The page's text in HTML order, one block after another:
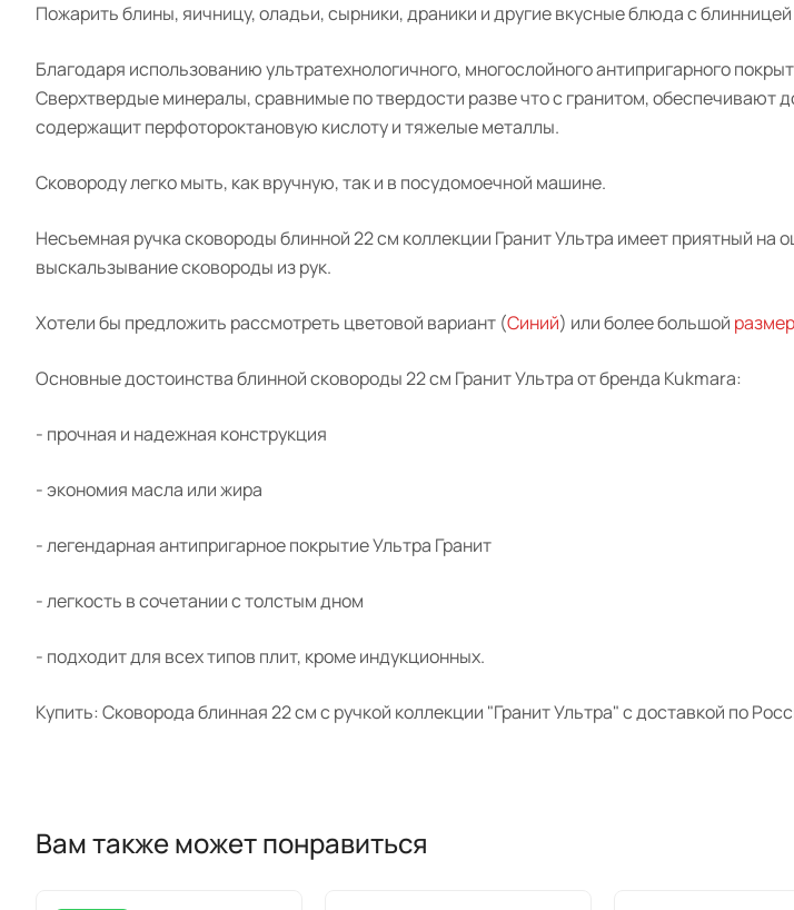
Пожарить блины, яичницу, оладьи, сырники, драники и другие вкусные блюда с
Благодаря использованиюультратехнологичного, многослойного антипригарного
Сверхтвердые минералы, сравнимые по твердости разве что с гранитом, обеспечивают
содержащитперфотороктановую кислоту и тяжелые металлы.
Сковороду легко мыть, как вручную, так и в посудомоечной машине.
Несъемная ручка сковороды блинной 22 см коллекции ГранитУльтра имеет приятный на
выскальзывание сковороды из рук.
Хотели бы предложить рассмотреть цветовой вариант (Синий) или более большой размер
Основные достоинства блинной сковороды 22 см ГранитУльтра от бренда Kukmara:
- прочная и надежная конструкция
- экономия масла или жира
- легендарная антипригарное покрытие Ультра Гранит
- легкость в сочетании с толстым дном
- подходит для всех типов плит, кроме индукционных.
Купить: Сковорода блинная 22 см с ручкой коллекции "ГранитУльтра" с доставкой по
Вам также может понравиться